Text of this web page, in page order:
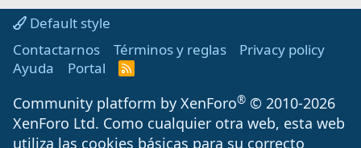
Default style
Contactarnos
Términos y reglas
Privacy policy
Ayuda
Portal
R
S
Community platform by XenForo® © 2010-2026
XenForo Ltd. Como cualquier otra web, esta web
utiliza las cookies básicas para su correcto